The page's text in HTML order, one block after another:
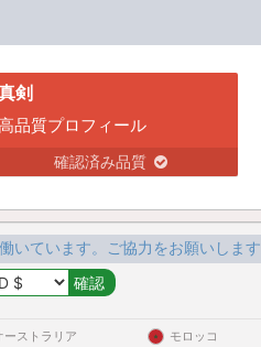
剣
品質プロフィール
確認済み品質
いています。ご協力をお願いします
ーストラリア モロッコ